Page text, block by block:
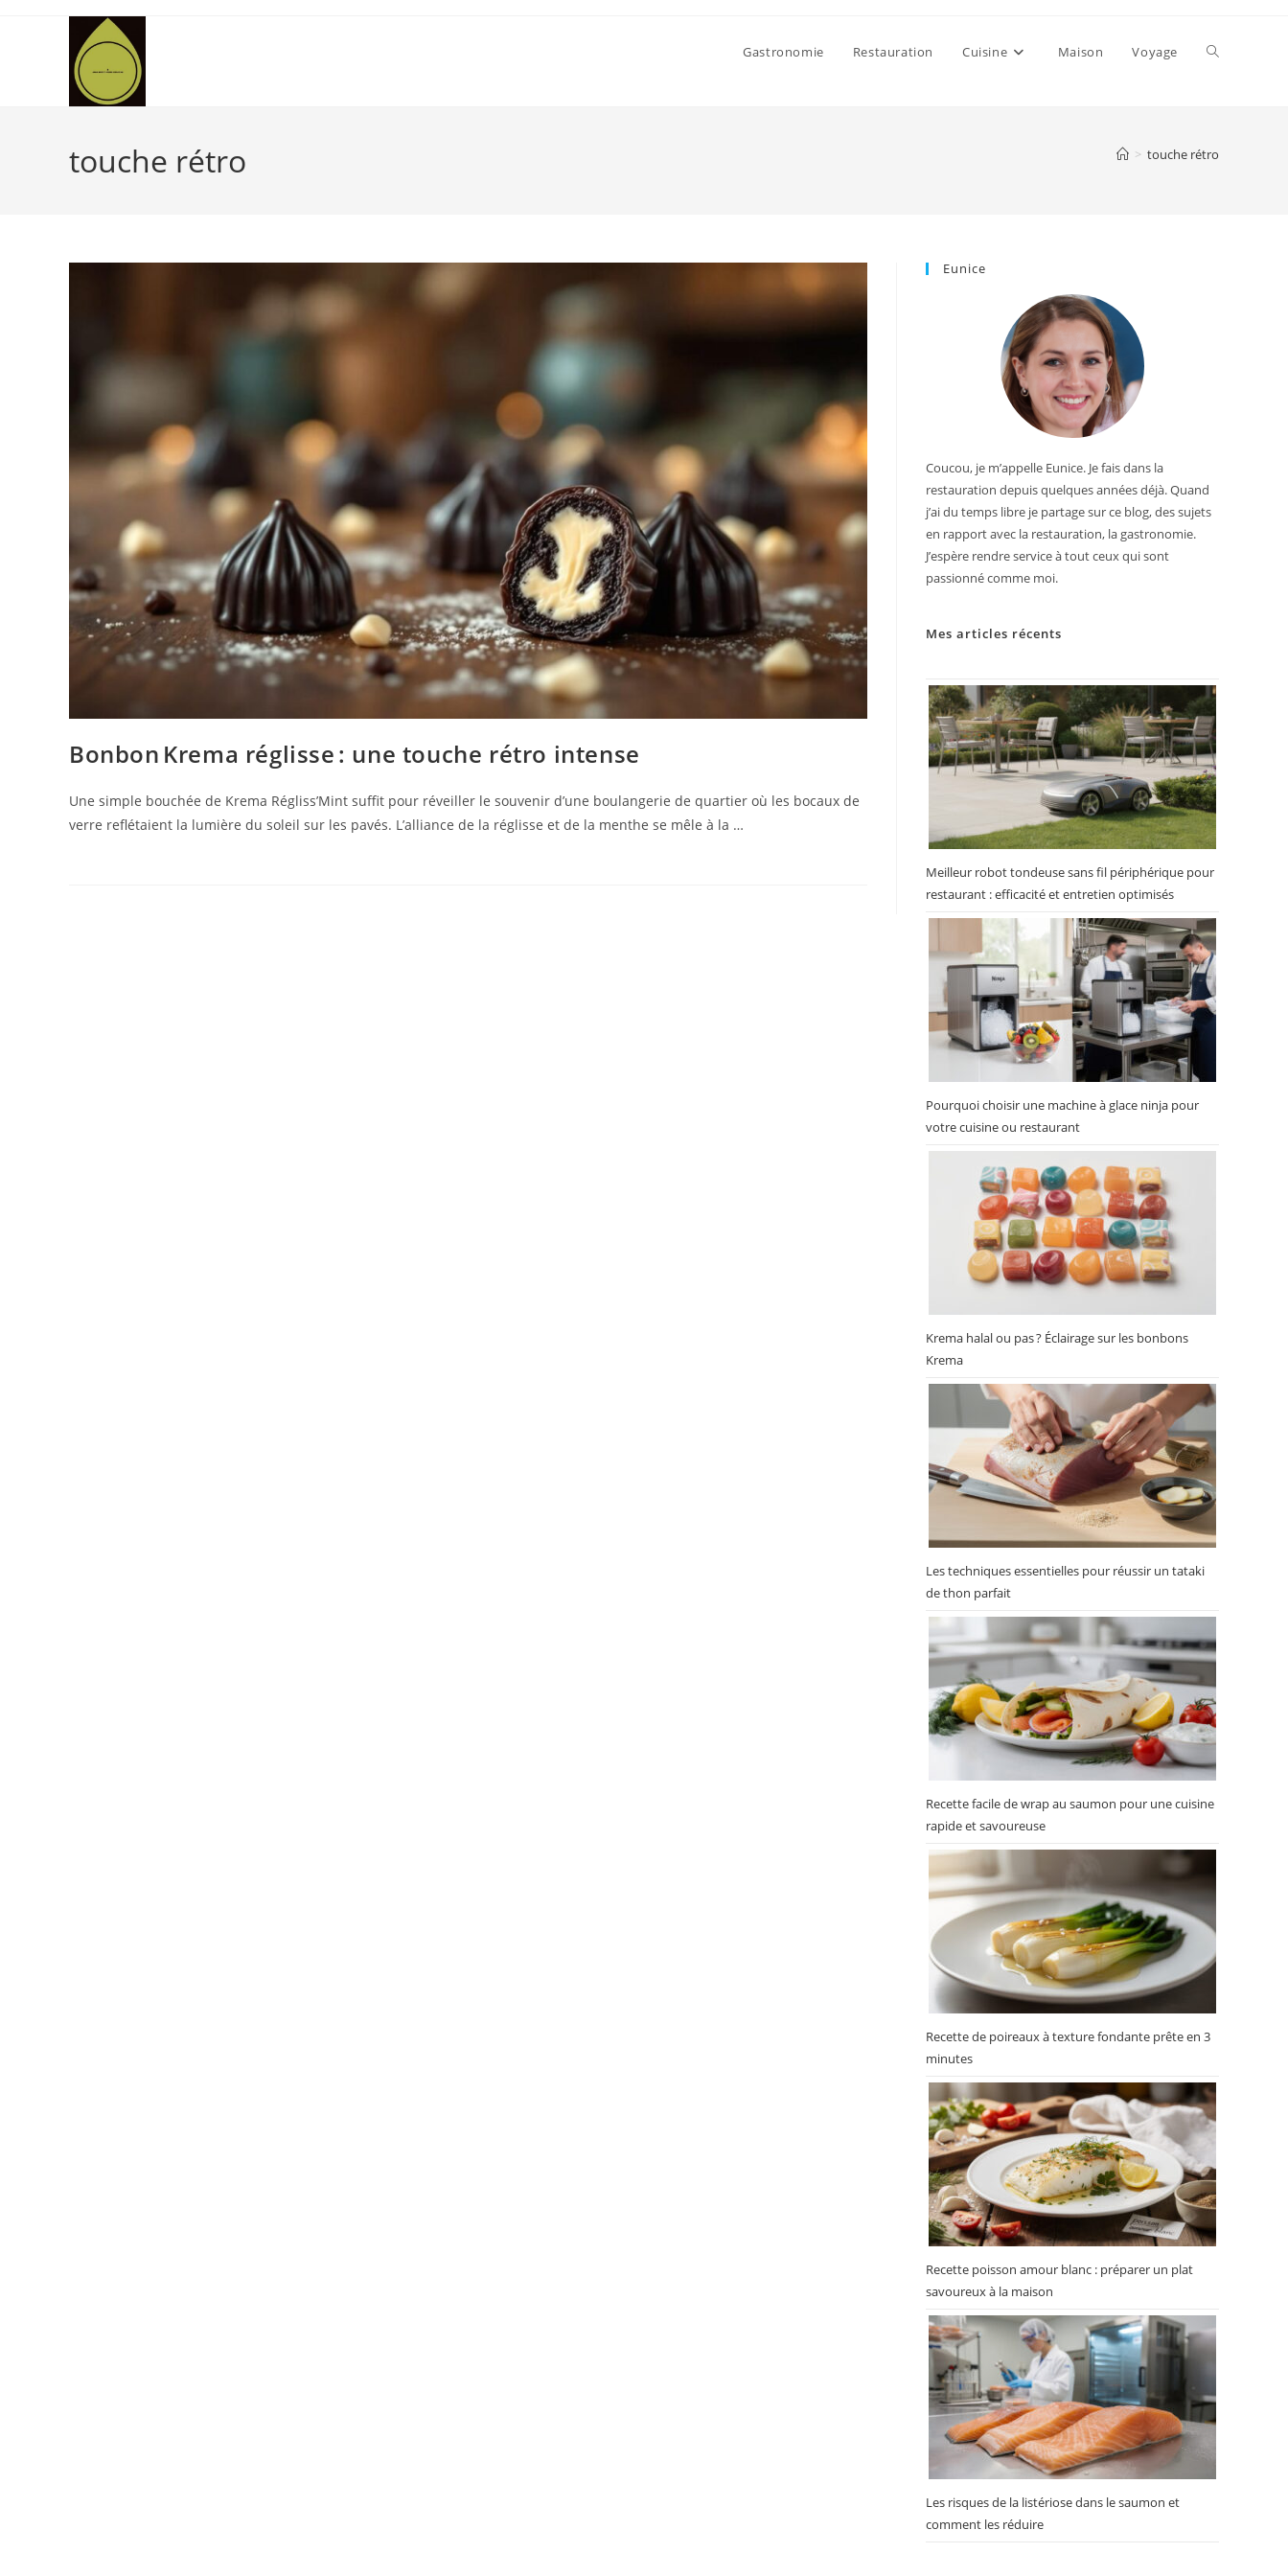
Gastronomie Restauration Cuisine Maison Voyage Toggle
touche rétro > touche rétro
Bonbon Krema réglisse : une touche rétro intense
Une simple bouchée de Krema Régliss’Mint suffit pour réveiller le souvenir d’une boulangerie de quartier où les bocaux de
verre reflétaient la lumière du soleil sur les pavés. L’alliance de la réglisse et de la menthe se mêle à la …
Eunice
Coucou, je m’appelle Eunice. Je fais dans la
restauration depuis quelques années déjà. Quand
j’ai du temps libre je partage sur ce blog, des sujets
en rapport avec la restauration, la gastronomie.
J’espère rendre service à tout ceux qui sont
passionné comme moi.
Mes articles récents
Meilleur robot tondeuse sans fil périphérique pour
restaurant : efficacité et entretien optimisés
Pourquoi choisir une machine à glace ninja pour
votre cuisine ou restaurant
Krema halal ou pas ? Éclairage sur les bonbons
Krema
Les techniques essentielles pour réussir un tataki
de thon parfait
Recette facile de wrap au saumon pour une cuisine
rapide et savoureuse
Recette de poireaux à texture fondante prête en 3
minutes
Recette poisson amour blanc : préparer un plat
savoureux à la maison
Les risques de la listériose dans le saumon et
comment les réduire